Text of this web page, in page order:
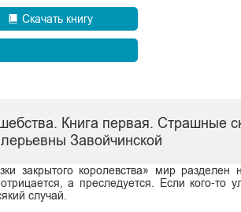
Скачать книгу
Книга первая. Страшные
Завойчинской
закрытого королевства» мир разделен
а преследуется. Если кого-то
случай.